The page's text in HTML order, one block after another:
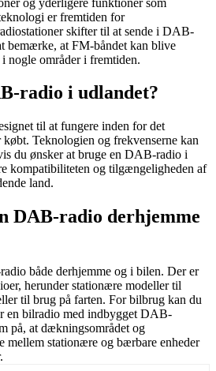
er fremtiden for
skifter til at sende i DAB-
bemærke, at FM-båndet kan blive
nogle områder i fremtiden.
radio i udlandet?
til at fungere inden for det
Teknologien og frekvenserne kan
du ønsker at bruge en DAB-radio i
kompatibiliteten og tilgængeligheden af
land.
DAB-radio derhjemme
både derhjemme og i bilen. Der er
herunder stationære modeller til
til brug på farten. For bilbrug kan du
en bilradio med indbygget DAB-
på, at dækningsområdet og
mellem stationære og bærbare enheder